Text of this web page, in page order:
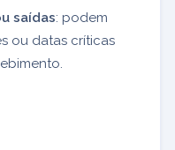
saídas: podem
ou datas críticas